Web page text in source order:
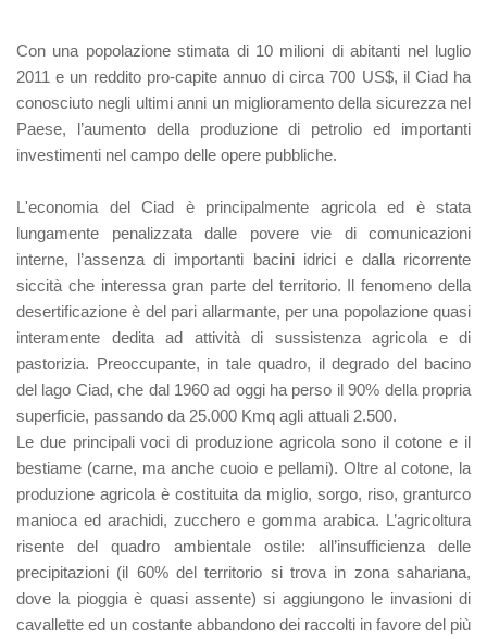
Con una popolazione stimata di 10 milioni di abitanti nel luglio
2011 e un reddito pro-capite annuo di circa 700 US$, il Ciad ha
conosciuto negli ultimi anni un miglioramento della sicurezza nel
Paese, l’aumento della produzione di petrolio ed importanti
investimenti nel campo delle opere pubbliche.
L'economia del Ciad è principalmente agricola ed è stata
lungamente penalizzata dalle povere vie di comunicazioni
interne, l’assenza di importanti bacini idrici e dalla ricorrente
siccità che interessa gran parte del territorio. Il fenomeno della
desertificazione è del pari allarmante, per una popolazione quasi
interamente dedita ad attività di sussistenza agricola e di
pastorizia. Preoccupante, in tale quadro, il degrado del bacino
del lago Ciad, che dal 1960 ad oggi ha perso il 90% della propria
superficie, passando da 25.000 Kmq agli attuali 2.500.
Le due principali voci di produzione agricola sono il cotone e il
bestiame (carne, ma anche cuoio e pellami). Oltre al cotone, la
produzione agricola è costituita da miglio, sorgo, riso, granturco
manioca ed arachidi, zucchero e gomma arabica. L’agricoltura
risente del quadro ambientale ostile: all’insufficienza delle
precipitazioni (il 60% del territorio si trova in zona sahariana,
dove la pioggia è quasi assente) si aggiungono le invasioni di
cavallette ed un costante abbandono dei raccolti in favore del più